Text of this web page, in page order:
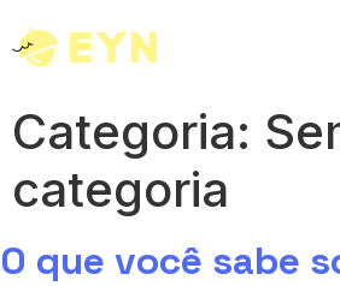
Categoria:
categoria
O que você sabe